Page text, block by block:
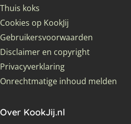
Thuis koks
Cookies op KookJij
Gebruikersvoorwaarden
Disclaimer en copyright
Privacyverklaring
Onrechtmatige inhoud melden
Over KookJij.nl